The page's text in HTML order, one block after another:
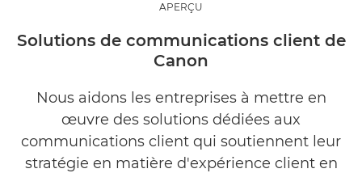
LOGICIELS associés
APERÇU
Solutions de communications client de
Canon
Nous aidons les entreprises à mettre en
œuvre des solutions dédiées aux
communications client qui soutiennent leur
stratégie en matière d'expérience client en